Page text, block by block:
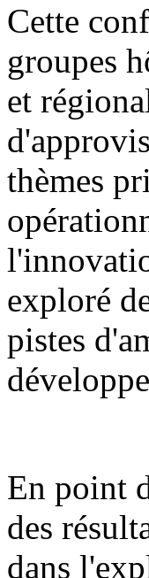
Cette
groupes
et
thèmes
exploré
pistes
En point
des
dans